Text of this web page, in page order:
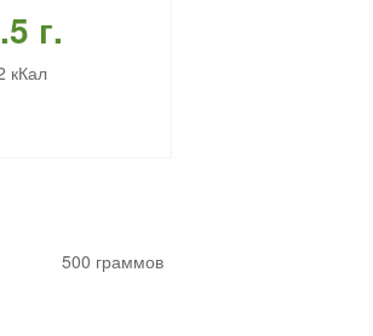
г.
кКал
500 граммов